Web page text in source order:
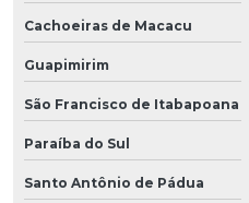
Cachoeiras de Macacu
Guapimirim
São Francisco de Itabapoana
Paraíba do Sul
Santo Antônio de Pádua